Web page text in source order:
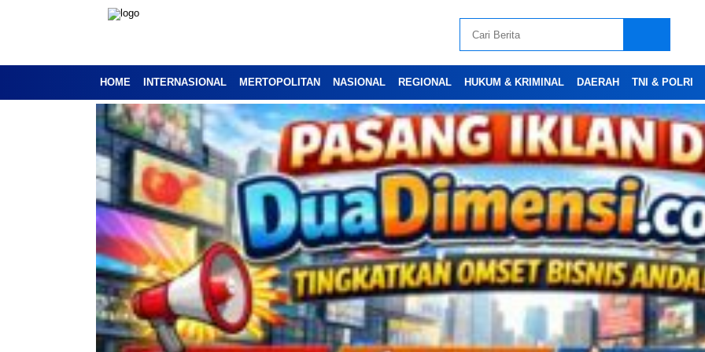
HOME INTERNASIONAL MERTOPOLITAN NASIONAL REGIONAL HUKUM & KRIMINAL DAERAH TNI & POLRI
Advertesment